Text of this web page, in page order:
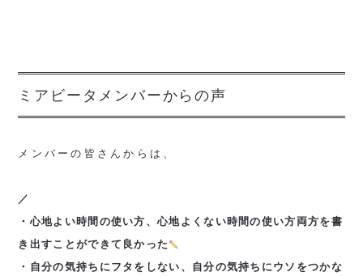
ミアビータメンバーからの声
メンバーの皆さんからは、
／
・心地よい時間の使い方、心地よくない時間の使い方両方を書
き出すことができて良かった
・自分の気持ちにフタをしない、自分の気持ちにウソをつかな